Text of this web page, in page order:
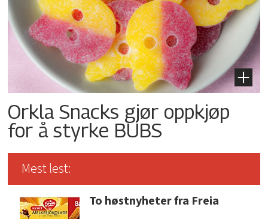
Orkla Snacks gjør oppkjøp
for å styrke BUBS
Mest lest:
To høstnyheter fra Freia